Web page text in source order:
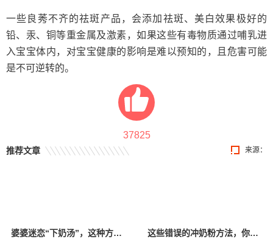
一些良莠不齐的祛斑产品，会添加祛斑、美白效果极好的
铅、汞、铜等重金属及激素，如果这些有毒物质通过哺乳进
入宝宝体内，对宝宝健康的影响是难以预知的，且危害可能
是不可逆转的。
37825
来源：
推荐文章
婆婆迷恋“下奶汤”，这种方法真的有效吗？科学催奶才是正确方法！ 这些错误的冲奶粉方法，你中招了吗？